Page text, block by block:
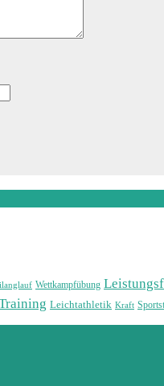
Wettkampfübung
Leichtathletik Kraft